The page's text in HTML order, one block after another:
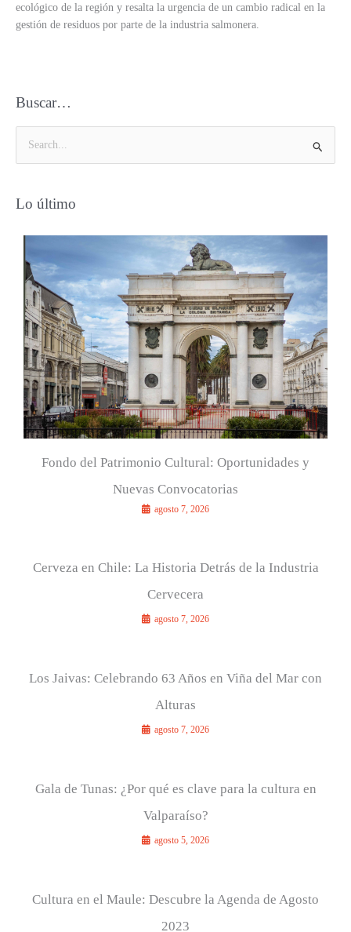
ecológico de la región y resalta la urgencia de un cambio radical en la
gestión de residuos por parte de la industria salmonera.
Buscar…
c
Lo último
Fondo del Patrimonio Cultural: Oportunidades y
Nuevas Convocatorias
agosto 7, 2026
Cerveza en Chile: La Historia Detrás de la Industria
Cervecera
agosto 7, 2026
Los Jaivas: Celebrando 63 Años en Viña del Mar con
Alturas
agosto 7, 2026
Gala de Tunas: ¿Por qué es clave para la cultura en
Valparaíso?
agosto 5, 2026
Cultura en el Maule: Descubre la Agenda de Agosto
2023